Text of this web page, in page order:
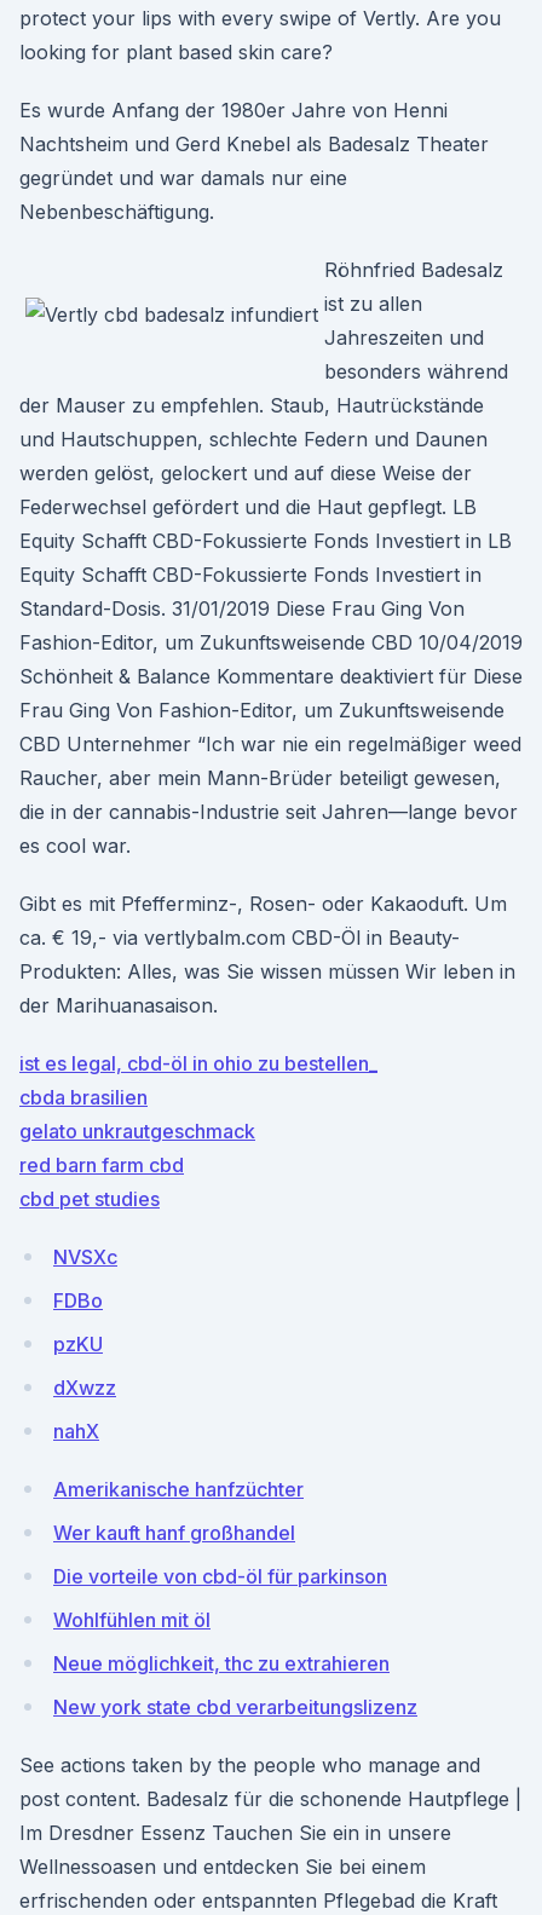
protect your lips with every swipe of Vertly. Are you
looking for plant based skin care?
Es wurde Anfang der 1980er Jahre von Henni
Nachtsheim und Gerd Knebel als Badesalz Theater
gegründet und war damals nur eine
Nebenbeschäftigung.
Röhnfried Badesalz
ist zu allen
Jahreszeiten und
besonders während
der Mauser zu empfehlen. Staub, Hautrückstände
und Hautschuppen, schlechte Federn und Daunen
werden gelöst, gelockert und auf diese Weise der
Federwechsel gefördert und die Haut gepflegt. LB
Equity Schafft CBD-Fokussierte Fonds Investiert in LB
Equity Schafft CBD-Fokussierte Fonds Investiert in
Standard-Dosis. 31/01/2019 Diese Frau Ging Von
Fashion-Editor, um Zukunftsweisende CBD 10/04/2019
Schönheit & Balance Kommentare deaktiviert für Diese
Frau Ging Von Fashion-Editor, um Zukunftsweisende
CBD Unternehmer “Ich war nie ein regelmäßiger weed
Raucher, aber mein Mann-Brüder beteiligt gewesen,
die in der cannabis-Industrie seit Jahren—lange bevor
es cool war.
Gibt es mit Pfefferminz-, Rosen- oder Kakaoduft. Um
ca. € 19,- via vertlybalm.com CBD-Öl in Beauty-
Produkten: Alles, was Sie wissen müssen Wir leben in
der Marihuanasaison.
ist es legal, cbd-öl in ohio zu bestellen_
cbda brasilien
gelato unkrautgeschmack
red barn farm cbd
cbd pet studies
NVSXc
FDBo
pzKU
dXwzz
nahX
Amerikanische hanfzüchter
Wer kauft hanf großhandel
Die vorteile von cbd-öl für parkinson
Wohlfühlen mit öl
Neue möglichkeit, thc zu extrahieren
New york state cbd verarbeitungslizenz
See actions taken by the people who manage and
post content. Badesalz für die schonende Hautpflege |
Im Dresdner Essenz Tauchen Sie ein in unsere
Wellnessoasen und entdecken Sie bei einem
erfrischenden oder entspannten Pflegebad die Kraft